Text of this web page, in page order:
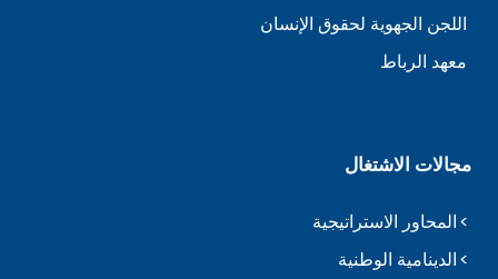
اللجن الجهوية لحقوق الإنسان
معهد الرباط
مجالات الاشتغال
المحاور الاستراتيجية
الدينامية الوطنية